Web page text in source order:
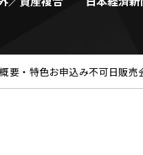
概要・特色お申込み不可日販売